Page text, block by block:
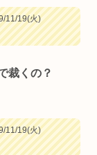
11/19(火)
裁くの？
11/19(火)